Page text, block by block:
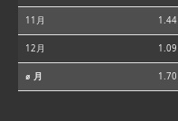
11月 1.44
12月 1.09
⌀ 月 1.70